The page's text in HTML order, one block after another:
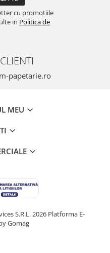
cu promotiile
in Politica de
papetarie.ro
MEU
S.R.L. 2026 Platforma E-
Gomag